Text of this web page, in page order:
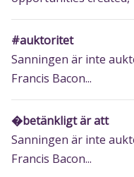
#auktoritet
Sanningen är inte
Francis Bacon...
�betänkligt är att
Sanningen är inte
Francis Bacon...